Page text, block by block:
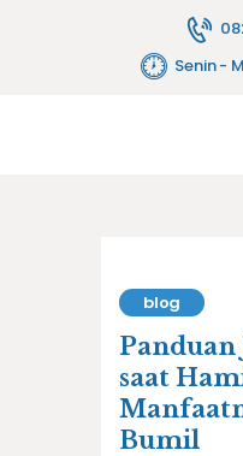
Senin -
PENYEWAAN
HUBUNGI
BLOG
blog
Panduan
saat
Bumil